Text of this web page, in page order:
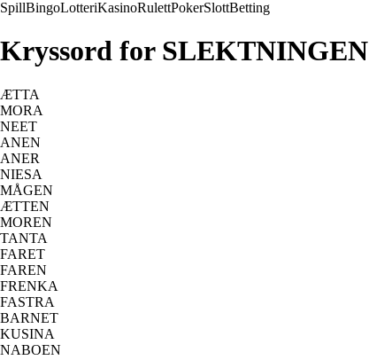
SpillBingoLotteriKasinoRulettPokerSlottBetting
Kryssord for SLEKTNINGEN
ÆTTA
MORA
NEET
ANEN
ANER
NIESA
MÅGEN
ÆTTEN
MOREN
TANTA
FARET
FAREN
FRENKA
FASTRA
BARNET
KUSINA
NABOEN